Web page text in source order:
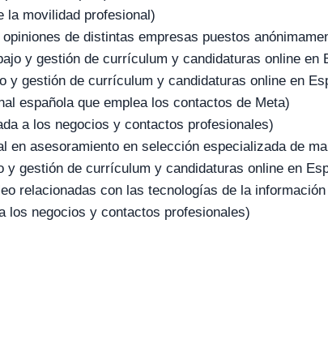
la movilidad profesional)
de distintas empresas puestos
y gestión de currículum y candidaturas online en
y gestión de currículum y candidaturas online en
española que emplea los contactos de Meta)
a los negocios y contactos profesionales)
en asesoramiento en selección especializada de
y gestión de currículum y candidaturas online en
relacionadas con las tecnologías de la
los negocios y contactos profesionales)